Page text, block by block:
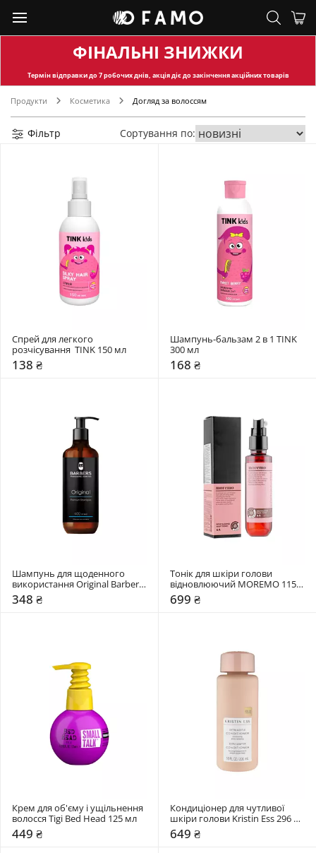
ФІНАЛЬНІ ЗНИЖКИ
Термін відправкидо 7 робочих днів, акція діє до закінчення акційних товарів
Продукти Косметика Догляд за волоссям
Фільтр Сортування по:
Спрей для легкого
розчісування  TINK 150 мл
138 ₴
Шампунь-бальзам 2 в 1 TINK
300 мл
168 ₴
Шампунь для щоденного
використання Original Barbers
400 мл
348 ₴
Тонік для шкіри голови
відновлюючий MOREMO 115
мл
699 ₴
Крем для об'єму і ущільнення
волосся Tigi Bed Head 125 мл
449 ₴
Кондиціонер для чутливої
шкіри голови Kristin Ess 296
мл
649 ₴